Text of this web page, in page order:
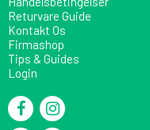
Returvare Guide
Kontakt Os
Firmashop
Tips & Guides
Login